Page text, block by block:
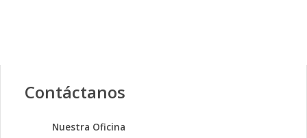
Contáctanos
Nuestra Oficina